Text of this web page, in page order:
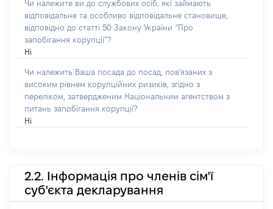
Чи належите ви до службових осіб, які займають
відповідальне та особливо відповідальне становище,
відповідно до статті 50 Закону України “Про
запобігання корупції”?
Ні
Чи належить Ваша посада до посад, пов'язаних з
високим рівнем корупційних ризиків, згідно з
переліком, затвердженим Національним агентством з
питань запобігання корупції?
Ні
2.2. Інформація про членів сім'ї
суб'єкта декларування